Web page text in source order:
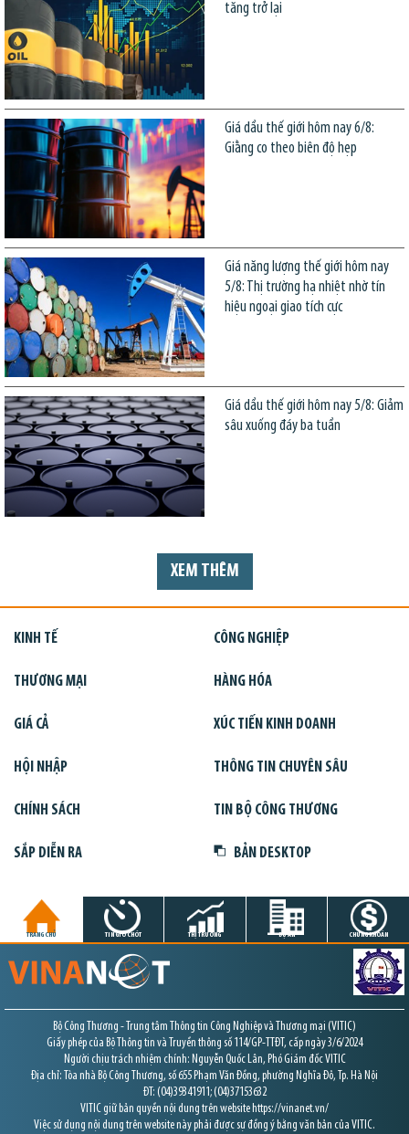
tăng trở lại
Giá dầu thế giới hôm nay 6/8:
Giằng co theo biên độ hẹp
Giá năng lượng thế giới hôm nay
5/8: Thị trường hạ nhiệt nhờ tín
hiệu ngoại giao tích cực
Giá dầu thế giới hôm nay 5/8: Giảm
sâu xuống đáy ba tuần
XEM THÊM
KINH TẾ CÔNG NGHIỆP
THƯƠNG MẠI HÀNG HÓA
GIÁ CẢ XÚC TIẾN KINH DOANH
HỘI NHẬP THÔNG TIN CHUYÊN SÂU
CHÍNH SÁCH TIN BỘ CÔNG THƯƠNG
SẮP DIỄN RA BẢN DESKTOP
TRANG CHỦ TIN GIỜ CHÓT THỊ TRƯỜNG DỰ ÁN CHỨNG KHOÁN
Bộ Công Thương - Trung tâm Thông tin Công Nghiệp và Thương mại (VITIC)
Giấy phép của Bộ Thông tin và Truyền thông số 114/GP-TTĐT, cấp ngày 3/6/2024
Người chịu trách nhiệm chính: Nguyễn Quốc Lân, Phó Giám đốc VITIC
Địa chỉ: Tòa nhà Bộ Công Thương, số 655 Phạm Văn Đồng, phường Nghĩa Đô, Tp. Hà Nội
ĐT: (04)39341911; (04)37153632
VITIC giữ bản quyền nội dung trên website https://vinanet.vn/
Việc sử dụng nội dung trên website này phải được sự đồng ý bằng văn bản của VITIC.